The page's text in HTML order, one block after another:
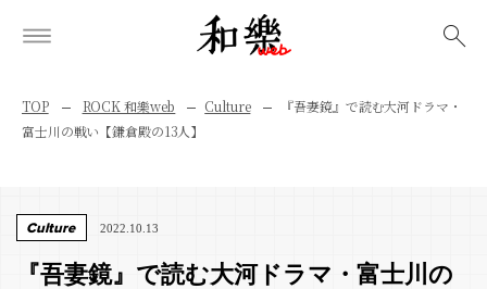
TOP ROCK 和樂web Culture
『吾妻鏡』で読む大河ドラマ・
富士川の戦い【鎌倉殿の13人】
Culture 2022.10.13
『吾妻鏡』で読む大河ドラマ・富士川の